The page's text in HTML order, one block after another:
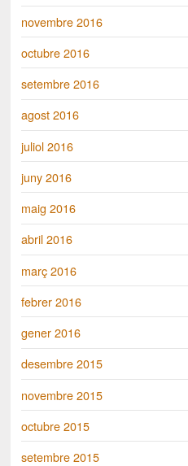
novembre 2016
octubre 2016
setembre 2016
agost 2016
juliol 2016
juny 2016
maig 2016
abril 2016
març 2016
febrer 2016
gener 2016
desembre 2015
novembre 2015
octubre 2015
setembre 2015